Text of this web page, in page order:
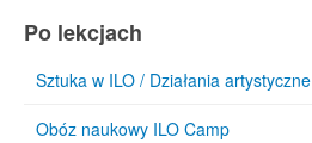
Po lekcjach
Sztuka w ILO / Działania artystyczne
Obóz naukowy ILO Camp